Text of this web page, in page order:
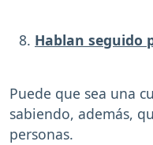
Hablan seguido
Puede que sea una
sabiendo, además,
personas.